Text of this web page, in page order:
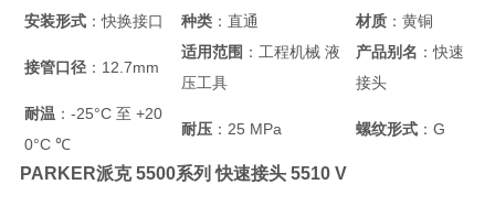
安装形式：快换接口 种类：直通 材质：黄铜
接管口径：12.7mm
适用范围 ：工程机械 液
压工具
产品别名 ：快速
接头
耐温 ：-25°C 至 +20
0°C ℃
耐压：25 MPa 螺纹形式：G
PARKER派克 5500系列 快速接头 5510 V